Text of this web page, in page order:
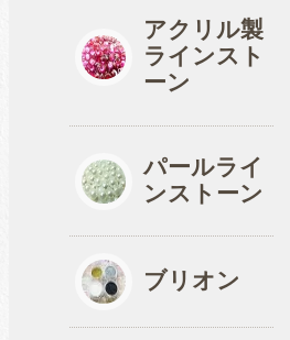
収納ケース
アクリル製
ラインスト
ーン
パールライ
ンストーン
ブリオン